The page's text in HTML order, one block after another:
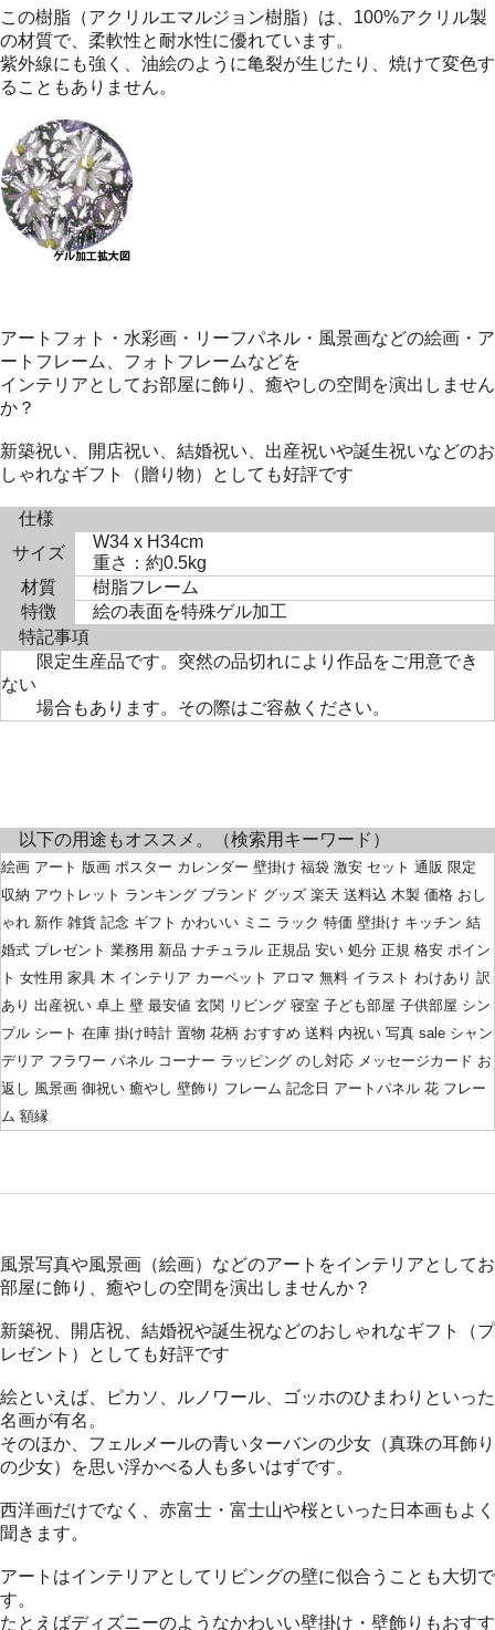
この樹脂（アクリルエマルジョン樹脂）は、100%アクリル製
の材質で、柔軟性と耐水性に優れています。
紫外線にも強く、油絵のように亀裂が生じたり、焼けて変色す
ることもありません。
アートフォト・水彩画・リーフパネル・風景画などの絵画・ア
ートフレーム、フォトフレームなどを
インテリアとしてお部屋に飾り、癒やしの空間を演出しません
か？
新築祝い、開店祝い、結婚祝い、出産祝いや誕生祝いなどのお
しゃれなギフト（贈り物）としても好評です
仕様
サイズ
W34 x H34cm
重さ：約0.5kg
材質
樹脂フレーム
特徴
絵の表面を特殊ゲル加工
特記事項
限定生産品です。突然の品切れにより作品をご用意でき
ない
場合もあります。その際はご容赦ください。
以下の用途もオススメ。（検索用キーワード）
絵画 アート 版画 ポスター カレンダー 壁掛け 福袋 激安 セット 通販 限定
収納 アウトレット ランキング ブランド グッズ 楽天 送料込 木製 価格 おし
ゃれ 新作 雑貨 記念 ギフト かわいい ミニ ラック 特価 壁掛け キッチン 結
婚式 プレゼント 業務用 新品 ナチュラル 正規品 安い 処分 正規 格安 ポイン
ト 女性用 家具 木 インテリア カーペット アロマ 無料 イラスト わけあり 訳
あり 出産祝い 卓上 壁 最安値 玄関 リビング 寝室 子ども部屋 子供部屋 シン
プル シート 在庫 掛け時計 置物 花柄 おすすめ 送料 内祝い 写真 sale シャン
デリア フラワー パネル コーナー ラッピング のし対応 メッセージカード お
返し 風景画 御祝い 癒やし 壁飾り フレーム 記念日 アートパネル 花 フレー
ム 額縁
風景写真や風景画（絵画）などのアートをインテリアとしてお
部屋に飾り、癒やしの空間を演出しませんか？
新築祝、開店祝、結婚祝や誕生祝などのおしゃれなギフト（プ
レゼント）としても好評です
絵といえば、ピカソ、ルノワール、ゴッホのひまわりといった
名画が有名。
そのほか、フェルメールの青いターバンの少女（真珠の耳飾り
の少女）を思い浮かべる人も多いはずです。
西洋画だけでなく、赤富士・富士山や桜といった日本画もよく
聞きます。
アートはインテリアとしてリビングの壁に似合うことも大切で
す。
たとえばディズニーのようなかわいい壁掛け・壁飾りもおすす